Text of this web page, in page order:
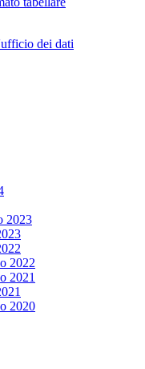
dei dati
2023
2022
2021
2020